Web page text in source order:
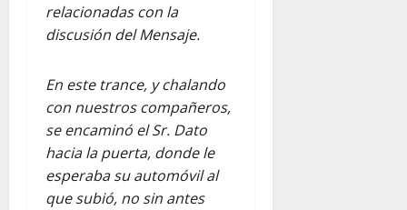
relacionadas con la
discusión del Mensaje.
En este trance, y chalando
con nuestros compañeros,
se encaminó el Sr. Dato
hacia la puerta, donde le
esperaba su automóvil al
que subió, no sin antes